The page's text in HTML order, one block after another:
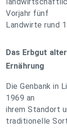
Vorjahr fünf
Landwirte rund
Das Erbgut
Ernährung
Die Genbank in
1969 an
ihrem Standort
traditionelle